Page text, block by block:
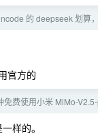
的 deepseek 划算
官方的
免费使用小米 MiMo-
样的。